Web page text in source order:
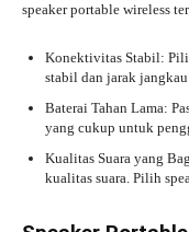
speaker portable wireless
Konektivitas Stabil:
stabil dan jarak
Baterai Tahan Lama:
yang cukup untuk
Kualitas Suara yang
kualitas suara. Pilih